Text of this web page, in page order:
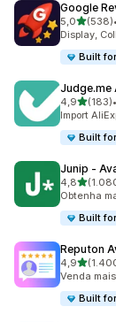
Google
5,0de 5(538)
538 total •
Display,
Built
Judge.me
4,9de 5(183)
183 total •
Import
Built
Junip ‑
4,8de 5
1080 total
Obtenha
Built
Reputon
4,9de 5
1400 total
Venda
Built